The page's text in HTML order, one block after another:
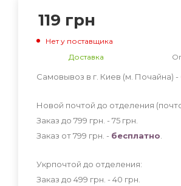
119 грн
Нет у поставщика
Доставка
Самовывоз в г. Киев (м. Почайна) -
Новой почтой до отделения
Заказ до 799 грн. - 75 грн
Заказ от 799 грн. - бесплатно
Укрпочтой до отделения:
Заказ до 499 грн. - 40 грн